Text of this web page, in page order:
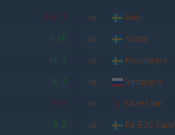
16-11
1-16
16-7
16-7
0-2
0-2
vs. Iwku
vs. Yatta!
vs. Kiwislayerz
vs. Virtus.pro
vs. Faze Clan
vs. Fd. ESC